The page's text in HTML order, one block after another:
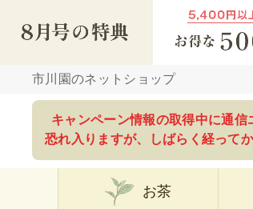
市川園のネットショップ
キャンペーン情報の取得中に通信
恐れ入りますが、しばらく経って
お茶